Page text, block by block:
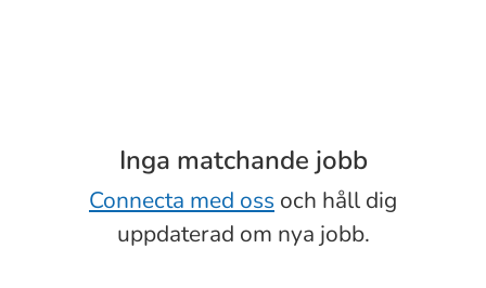
Inga matchande jobb
Connecta med oss och håll dig
uppdaterad om nya jobb.